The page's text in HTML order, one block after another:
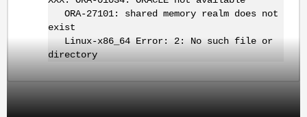
ORA-27101: shared memory realm does not
exist
Linux-x86_64 Error: 2: No such file or
directory